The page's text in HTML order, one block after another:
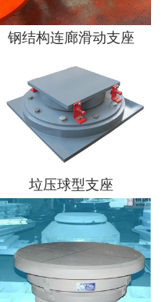
钢结构连廊滑动支座
垃压球型支座